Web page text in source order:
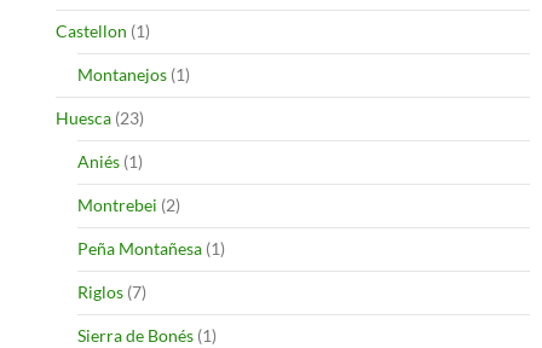
Castellon (1)
Montanejos (1)
Huesca (23)
Aniés (1)
Montrebei (2)
Peña Montañesa (1)
Riglos (7)
Sierra de Bonés (1)